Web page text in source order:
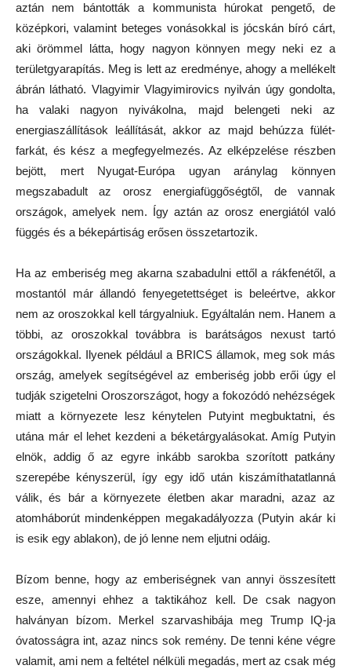
aztán nem bántották a kommunista húrokat pengető, de
középkori, valamint beteges vonásokkal is jócskán bíró cárt,
aki örömmel látta, hogy nagyon könnyen megy neki ez a
területgyarapítás. Meg is lett az eredménye, ahogy a mellékelt
ábrán látható. Vlagyimir Vlagyimirovics nyilván úgy gondolta,
ha valaki nagyon nyivákolna, majd belengeti neki az
energiaszállítások leállítását, akkor az majd behúzza fülét-
farkát, és kész a megfegyelmezés. Az elképzelése részben
bejött, mert Nyugat-Európa ugyan aránylag könnyen
megszabadult az orosz energiafüggőségtől, de vannak
országok, amelyek nem. Így aztán az orosz energiától való
függés és a békepártiság erősen összetartozik.
Ha az emberiség meg akarna szabadulni ettől a rákfenétől, a
mostantól már állandó fenyegetettséget is beleértve, akkor
nem az oroszokkal kell tárgyalniuk. Egyáltalán nem. Hanem a
többi, az oroszokkal továbbra is barátságos nexust tartó
országokkal. Ilyenek például a BRICS államok, meg sok más
ország, amelyek segítségével az emberiség jobb erői úgy el
tudják szigetelni Oroszországot, hogy a fokozódó nehézségek
miatt a környezete lesz kénytelen Putyint megbuktatni, és
utána már el lehet kezdeni a béketárgyalásokat. Amíg Putyin
elnök, addig ő az egyre inkább sarokba szorított patkány
szerepébe kényszerül, így egy idő után kiszámíthatatlanná
válik, és bár a környezete életben akar maradni, azaz az
atomháborút mindenképpen megakadályozza (Putyin akár ki
is esik egy ablakon), de jó lenne nem eljutni odáig.
Bízom benne, hogy az emberiségnek van annyi összesített
esze, amennyi ehhez a taktikához kell. De csak nagyon
halványan bízom. Merkel szarvashibája meg Trump IQ-ja
óvatosságra int, azaz nincs sok remény. De tenni kéne végre
valamit, ami nem a feltétel nélküli megadás, mert az csak még